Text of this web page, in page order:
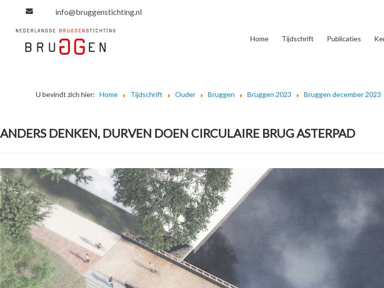
info@bruggenstichting.nl
Home Tijdschrift Publicaties
U bevindt zich hier: Home Tijdschrift Ouder Bruggen Bruggen 2023 Bruggen december 2023
ANDERS DENKEN, DURVEN DOEN CIRCULAIRE BRUG ASTERPAD